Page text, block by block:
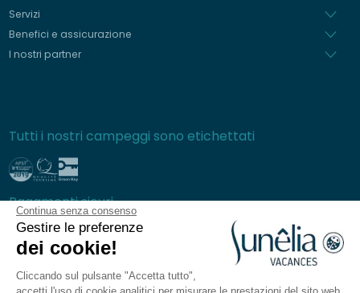
Continua senza consenso
Gestire le preferenze
dei cookie!
Cliccando sul pulsante "Accetta tutto",
Servizi
Benefici e assicurazione
I nostri partner
Tutti i nostri campeggi sono etichettati
Pagamenti sicuri
Domande frequenti